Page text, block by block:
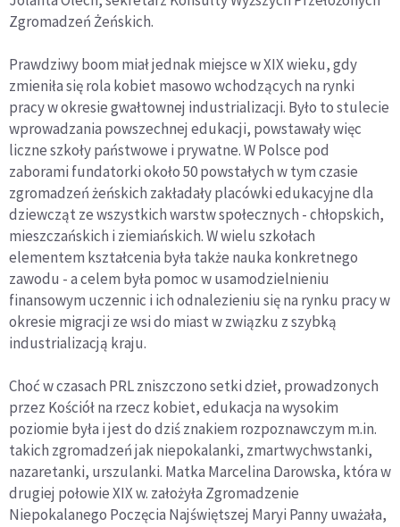
Zgromadzeń Żeńskich.
Prawdziwy boom miał jednak miejsce w XIX wieku, gdy
zmieniła się rola kobiet masowo wchodzących na rynki
pracy w okresie gwałtownej industrializacji. Było to stulecie
wprowadzania powszechnej edukacji, powstawały więc
liczne szkoły państwowe i prywatne. W Polsce pod
zaborami fundatorki około 50 powstałych w tym czasie
zgromadzeń żeńskich zakładały placówki edukacyjne dla
dziewcząt ze wszystkich warstw społecznych - chłopskich,
mieszczańskich i ziemiańskich. W wielu szkołach
elementem kształcenia była także nauka konkretnego
zawodu - a celem była pomoc w usamodzielnieniu
finansowym uczennic i ich odnalezieniu się na rynku pracy w
okresie migracji ze wsi do miast w związku z szybką
industrializacją kraju.
Choć w czasach PRL zniszczono setki dzieł, prowadzonych
przez Kościół na rzecz kobiet, edukacja na wysokim
poziomie była i jest do dziś znakiem rozpoznawczym m.in.
takich zgromadzeń jak niepokalanki, zmartwychwstanki,
nazaretanki, urszulanki. Matka Marcelina Darowska, która w
drugiej połowie XIX w. założyła Zgromadzenie
Niepokalanego Poczęcia Najświętszej Maryi Panny uważała,